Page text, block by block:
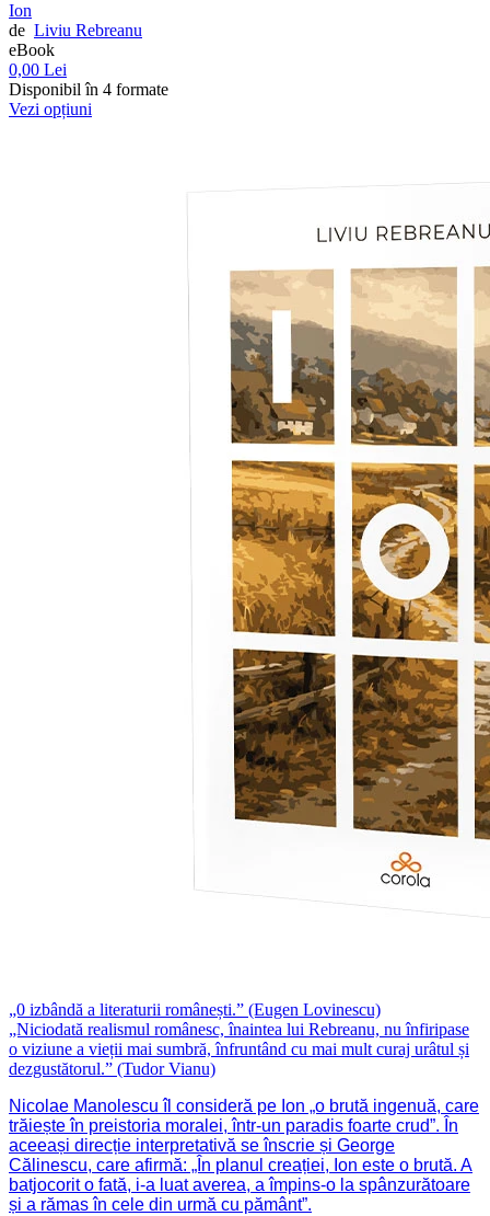
Ion
de Liviu Rebreanu
eBook
0,00 Lei
Disponibil în 4 formate
Vezi opțiuni
„0 izbândă a literaturii românești.” (Eugen Lovinescu)
„Niciodată realismul românesc, înaintea lui Rebreanu, nu înfiripase
o viziune a vieții mai sumbră, înfruntând cu mai mult curaj urâtul și
dezgustătorul.” (Tudor Vianu)
Nicolae Manolescu îl consideră pe Ion „o brută ingenuă, care
trăiește în preistoria moralei, într-un paradis foarte crud”. În
aceeași direcție interpretativă se înscrie și George
Călinescu, care afirmă: „În planul creației, Ion este o brută. A
batjocorit o fată, i-a luat averea, a împins-o la spânzurătoare
și a rămas în cele din urmă cu pământ”.